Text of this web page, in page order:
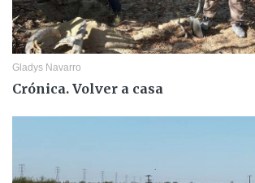
Gladys Navarro
Crónica. Volver a casa